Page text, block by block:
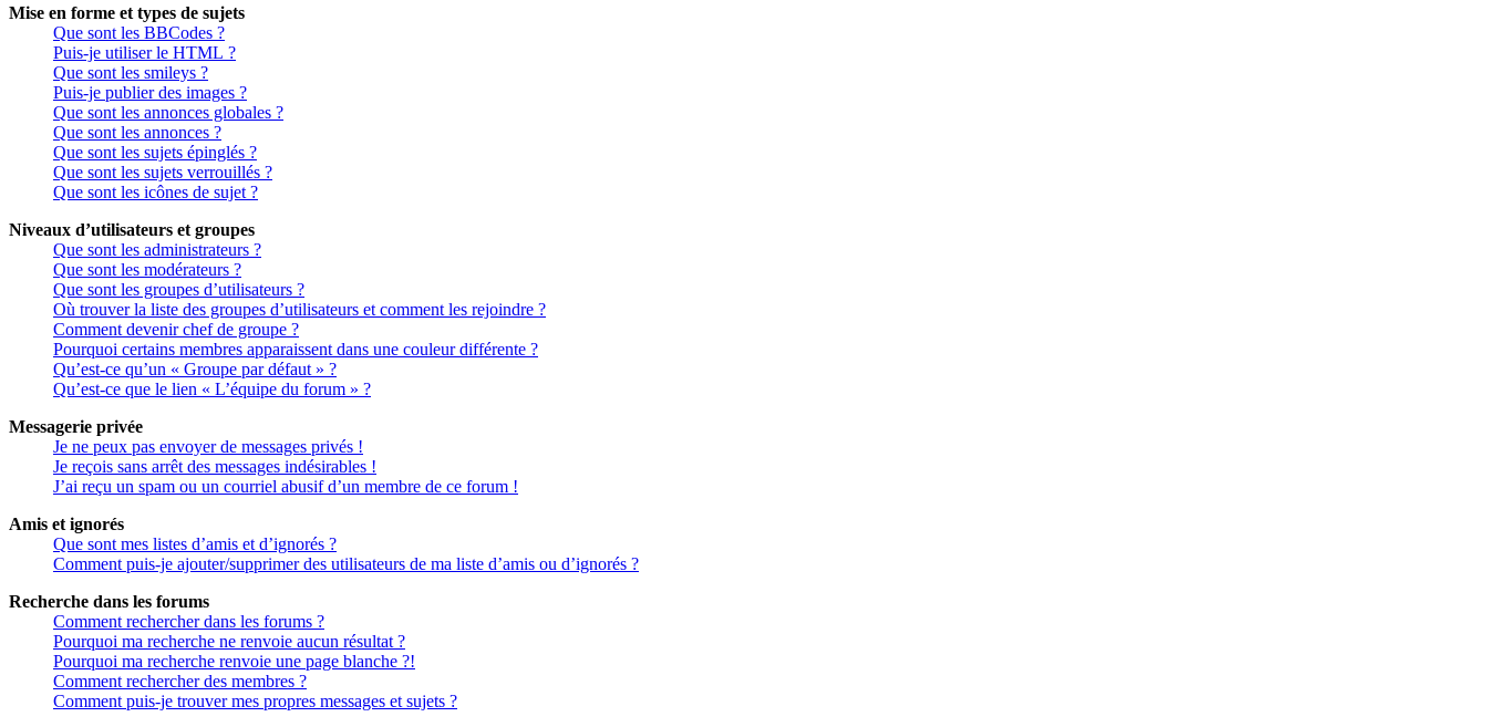
Mise en forme et types de sujets
Que sont les BBCodes ?
Puis-je utiliser le HTML ?
Que sont les smileys ?
Puis-je publier des images ?
Que sont les annonces globales ?
Que sont les annonces ?
Que sont les sujets épinglés ?
Que sont les sujets verrouillés ?
Que sont les icônes de sujet ?
Niveaux d’utilisateurs et groupes
Que sont les administrateurs ?
Que sont les modérateurs ?
Que sont les groupes d’utilisateurs ?
Où trouver la liste des groupes d’utilisateurs et comment les rejoindre ?
Comment devenir chef de groupe ?
Pourquoi certains membres apparaissent dans une couleur différente ?
Qu’est-ce qu’un « Groupe par défaut » ?
Qu’est-ce que le lien « L’équipe du forum » ?
Messagerie privée
Je ne peux pas envoyer de messages privés !
Je reçois sans arrêt des messages indésirables !
J’ai reçu un spam ou un courriel abusif d’un membre de ce forum !
Amis et ignorés
Que sont mes listes d’amis et d’ignorés ?
Comment puis-je ajouter/supprimer des utilisateurs de ma liste d’amis ou d’ignorés ?
Recherche dans les forums
Comment rechercher dans les forums ?
Pourquoi ma recherche ne renvoie aucun résultat ?
Pourquoi ma recherche renvoie une page blanche ?!
Comment rechercher des membres ?
Comment puis-je trouver mes propres messages et sujets ?